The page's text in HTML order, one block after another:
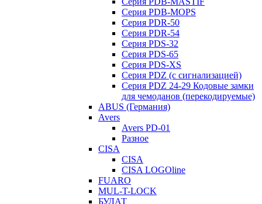
Серия PDB-MOPS
Серия PDR-50
Серия PDR-54
Серия PDS-32
Серия PDS-65
Серия PDS-XS
Серия PDZ (с сигнализацией)
Серия PDZ 24-29 Кодовые замки
для чемоданов (перекодируемые)
ABUS (Германия)
Avers
Avers PD-01
Разное
CISA
CISA
CISA LOGOline
FUARO
MUL-T-LOCK
БУЛАТ